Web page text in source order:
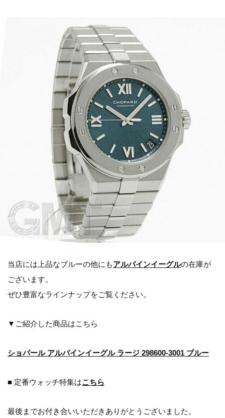
当店には上品なブルーの他にもアルパインイーグルの在庫が
ございます。
ぜひ豊富なラインナップをご覧ください。
▼ご紹介した商品はこちら
ショパール アルパインイーグル ラージ 298600-3001 ブルー
■ 定番ウォッチ特集はこちら
最後までお付き合いいただきありがとうございました。